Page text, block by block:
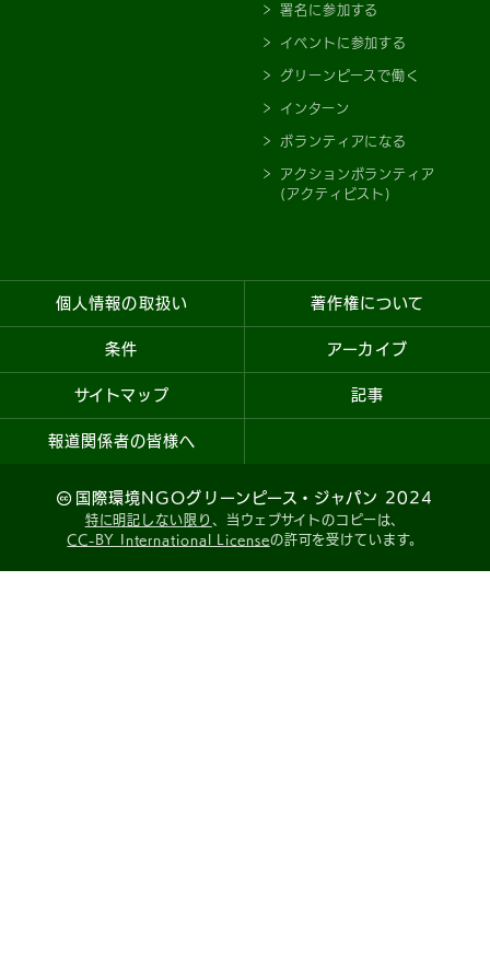
署名に参加する
イベントに参加する
グリーンピースで働く
インターン
ボランティアになる
アクションボランティア
(アクティビスト)
個人情報の取扱い 著作権について
条件 アーカイブ
サイトマップ 記事
報道関係者の皆様へ
国際環境NGOグリーンピース・ジャパン 2024
特に明記しない限り 、当ウェブサイトのコピーは、
CC-BY International Licenseの許可を受けています。